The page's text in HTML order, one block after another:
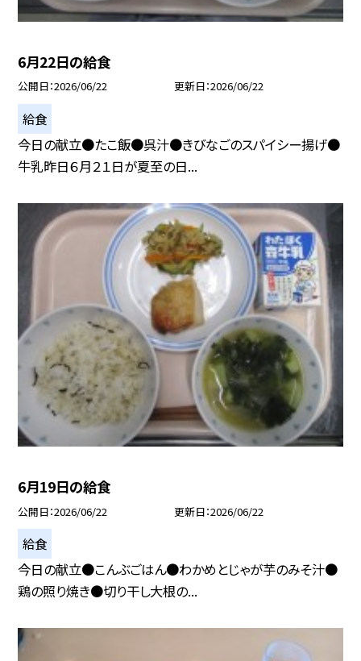
6月22日の給食
公開日 2026/06/22 更新日 2026/06/22
給食
今日の献立●たこ飯●呉汁●きびなごのスパイシー揚げ●
牛乳昨日６月２１日が夏至の日...
6月19日の給食
公開日 2026/06/22 更新日 2026/06/22
給食
今日の献立●こんぶごはん●わかめとじゃが芋のみそ汁●
鶏の照り焼き●切り干し大根の...